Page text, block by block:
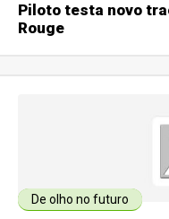
Piloto testa novo
Rouge
De olho no futuro